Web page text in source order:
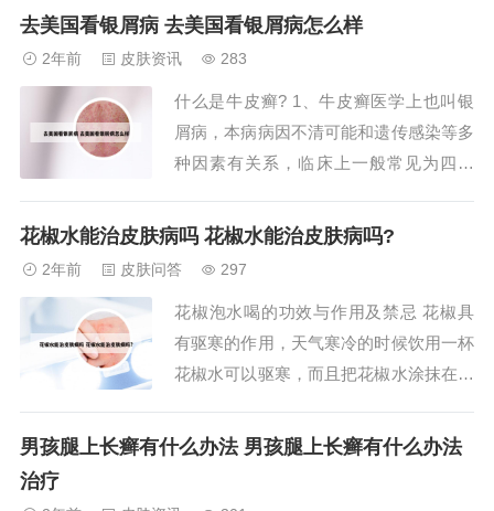
的疾病相对比较广泛，从单纯的脚气、鹅
效。2、草本癣痒净适用于多种皮肤状
况，包括但不...
去美国看银屑病 去美国看银屑病怎么样
2年前 皮肤资讯 283
什么是牛皮癣? 1、牛皮癣医学上也叫银
屑病，本病病因不清可能和遗传感染等多
种因素有关系，临床上一般常见为四型
型银屑病，红皮病型银屑病。本病常反复
卡泊三醇软膏，口服复方甘草酸苷片，复
方氨肽素片。2...
花椒水能治皮肤病吗 花椒水能治皮肤病吗?
2年前 皮肤问答 297
花椒泡水喝的功效与作用及禁忌 花椒具
有驱寒的作用，天气寒冷的时候饮用一杯
花椒水可以驱寒，而且把花椒水涂抹在皮
喝也可以烹饪的时候加入调味，不过建议
男孩腿上长癣有什么办法 男孩腿上长癣有什么办法
治疗